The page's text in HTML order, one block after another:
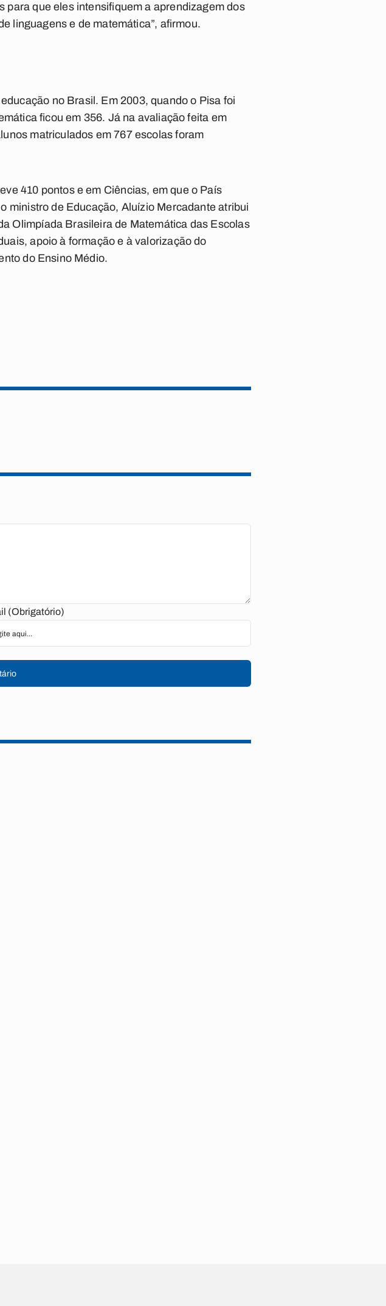
para que eles intensifiquem a aprendizagem dos
linguagens e de matemática”, afirmou.
no Brasil. Em 2003, quando o Pisa foi
ficou em 356. Já na avaliação feita em
matriculados em 767 escolas foram
410 pontos e em Ciências, em que o País
ministro de Educação, Aluízio Mercadante atribui
Olimpíada Brasileira de Matemática das Escolas
apoio à formação e à valorização do
do Ensino Médio.
(Obrigatório)